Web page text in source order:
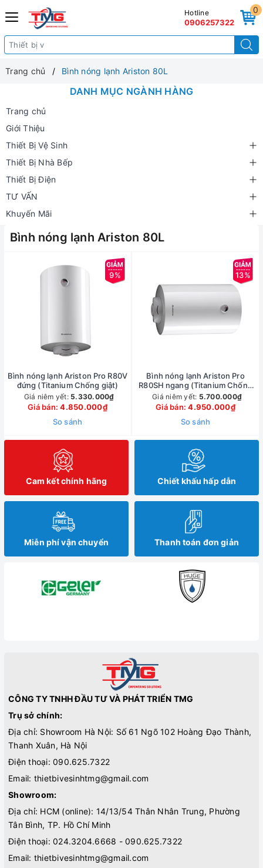
0
Hotline
0906257322
Trang chủ Bình nóng lạnh Ariston 80L
DANH MỤC NGÀNH HÀNG
Trang chủ
Giới Thiệu
Thiết Bị Vệ Sinh
Thiết Bị Nhà Bếp
Thiết Bị Điện
TƯ VẤN
Khuyến Mãi
Bình nóng lạnh Ariston 80L
9%
Bình nóng lạnh Ariston Pro R80V
đứng (Titanium Chống giật)
Giá niêm yết: 5.330.000₫
Giá bán:4.850.000₫
So sánh
13%
Bình nóng lạnh Ariston Pro
R80SH ngang (Titanium Chống
giật)
Giá niêm yết: 5.700.000₫
Giá bán:4.950.000₫
So sánh
Cam kết chính hãng Chiết khấu hấp dẫn
Miễn phí vận chuyển Thanh toán đơn giản
CÔNG TY TNHH ĐẦU TƯ VÀ PHÁT TRIỂN TMG
Trụ sở chính:
Địa chỉ: Showroom Hà Nội: Số 61 Ngõ 102 Hoàng Đạo Thành,
Thanh Xuân, Hà Nội
Điện thoại: 090.625.7322
Email: thietbivesinhtmg@gmail.com
Showroom:
Địa chỉ: HCM (online): 14/13/54 Thân Nhân Trung, Phường
Tân Bình, TP. Hồ Chí Minh
Điện thoại: 024.3204.6668 - 090.625.7322
Email: thietbivesinhtmg@gmail.com